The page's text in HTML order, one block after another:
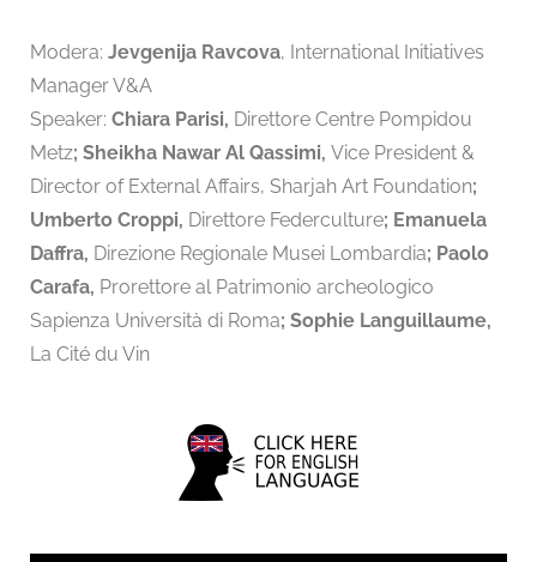
Modera: Jevgenija Ravcova, International Initiatives
Manager V&A
Speaker: Chiara Parisi, Direttore Centre Pompidou
Metz; Sheikha Nawar Al Qassimi, Vice President &
Director of External Affairs, Sharjah Art Foundation;
Umberto Croppi, Direttore Federculture; Emanuela
Daffra, Direzione Regionale Musei Lombardia; Paolo
Carafa, Prorettore al Patrimonio archeologico
Sapienza Università di Roma; Sophie Languillaume,
La Cité du Vin